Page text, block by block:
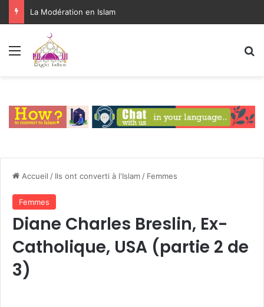
La Modération en Islam
Menu
Accueil / Ils ont converti à l'Islam / Femmes
Femmes
Diane Charles Breslin, Ex-
Catholique, USA (partie 2 de
3)